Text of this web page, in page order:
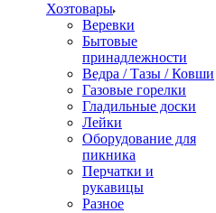
Хозтовары
Веревки
Бытовые
принадлежности
Ведра / Тазы / Ковши
Газовые горелки
Гладильные доски
Лейки
Оборудование для
пикника
Перчатки и
рукавицы
Разное